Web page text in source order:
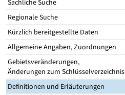
Sachliche Suche
Regionale Suche
Kürzlich bereitgestellte Daten
Allgemeine Angaben, Zuordnungen
Gebietsveränderungen,
Änderungen zum Schlüsselverzeichnis
Definitionen und Erläuterungen